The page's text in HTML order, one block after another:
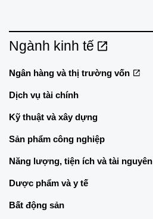
Ngành kinh tế
Ngân hàng và thị trường vốn
Dịch vụ tài chính
Kỹ thuật và xây dựng
Sản phẩm công nghiệp
Năng lượng, tiện ích và tài nguyên
Dược phẩm và y tế
Bất động sản